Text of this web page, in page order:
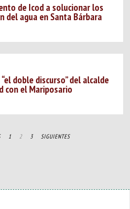
de Icod a solucionar los
del agua en Santa Bárbara
doble discurso” del alcalde
con el Mariposario
1 2 3 SIGUIENTES